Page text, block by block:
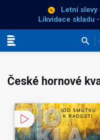
Letní slevy
Likvidace skladu
České hornové